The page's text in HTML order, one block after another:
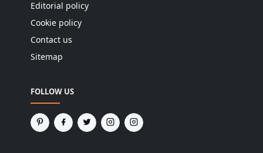
Editorial policy
Cookie policy
Contact us
Sitemap
FOLLOW US